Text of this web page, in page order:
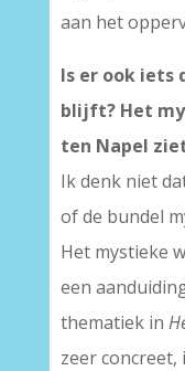
aan het
Is er ook iets
blijft? Het
ten Napel
Ik denk niet
of de bundel
Het mystieke
een
thematiek in
zeer